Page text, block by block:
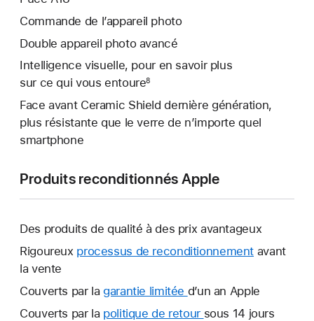
Commande de l’appareil photo
Double appareil photo avancé
Intelligence visuelle, pour en savoir plus
sur ce qui vous entoure8
Face avant Ceramic Shield dernière génération,
plus résistante que le verre de n’importe quel
smartphone
Produits reconditionnés Apple
Des produits de qualité à des prix avantageux
Rigoureux processus de reconditionnement avant
la vente
Couverts par la garantie limitée Une
nouvelle
d’un an Apple
Couverts par la politique de retour Une
sous 14 jours